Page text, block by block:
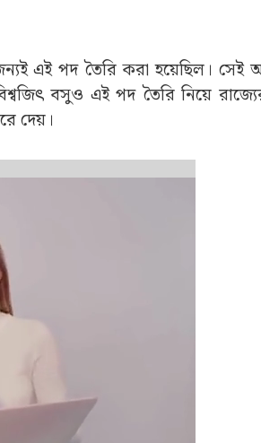
জন্যই এই পদ তৈরি করা হয়েছিল। সেই
বসুও এই পদ তৈরি নিয়ে
দেয়।